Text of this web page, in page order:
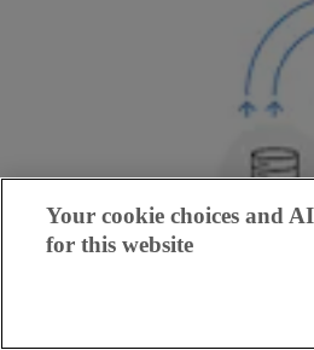
Your cookie choices and
for this website